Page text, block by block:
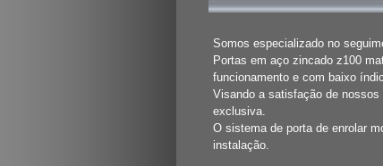
Somos especializado no
Portas em aço zincado z100
funcionamento e com baixo
Visando a satisfação de
exclusiva.
O sistema de porta de enrolar
instalação.